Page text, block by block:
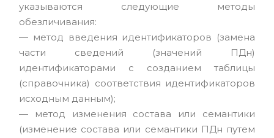
указываются следующие методы
обезличивания:
— метод введения идентификаторов (замена
части сведений (значений ПДн)
идентификаторами с созданием таблицы
(справочника) соответствия идентификаторов
исходным данным);
— метод изменения состава или семантики
(изменение состава или семантики ПДн путем